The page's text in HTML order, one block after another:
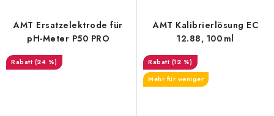
AMT Ersatzelektrode für
pH-Meter P50 PRO
(24 %)
AMT Kalibrierlösung EC
12.88, 100 ml
(12 %)
Mehr für weniger